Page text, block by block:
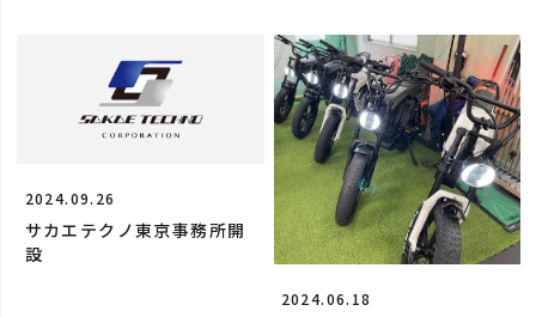
2024.09.26
サカエテクノ東京事務所開
設
2024.06.18